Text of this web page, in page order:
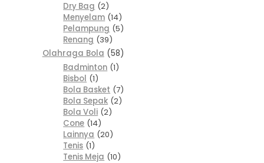
Dry Bag 2
Menyelam 14
Pelampung 5
Renang 39
Olahraga Bola
58
Badminton 1
Bisbol 1
Bola Basket 7
Bola Sepak 2
Bola Voli 2
Cone 14
Lainnya 20
Tenis 1
Tenis Meja 10